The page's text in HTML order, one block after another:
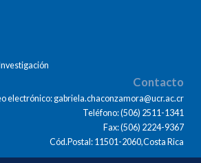
Contacto
electrónico: gabriela.chaconzamora@ucr.ac.cr
Teléfono: (506) 2511-1341
Fax: (506) 2224-9367
Cód.Postal: 11501-2060,Costa Rica